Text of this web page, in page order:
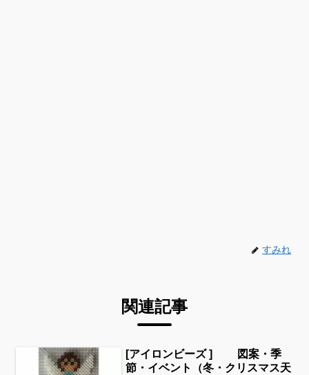
すみれ
関連記事
[アイロンビーズ ] 図案・季
節・イベント（冬・クリスマス天